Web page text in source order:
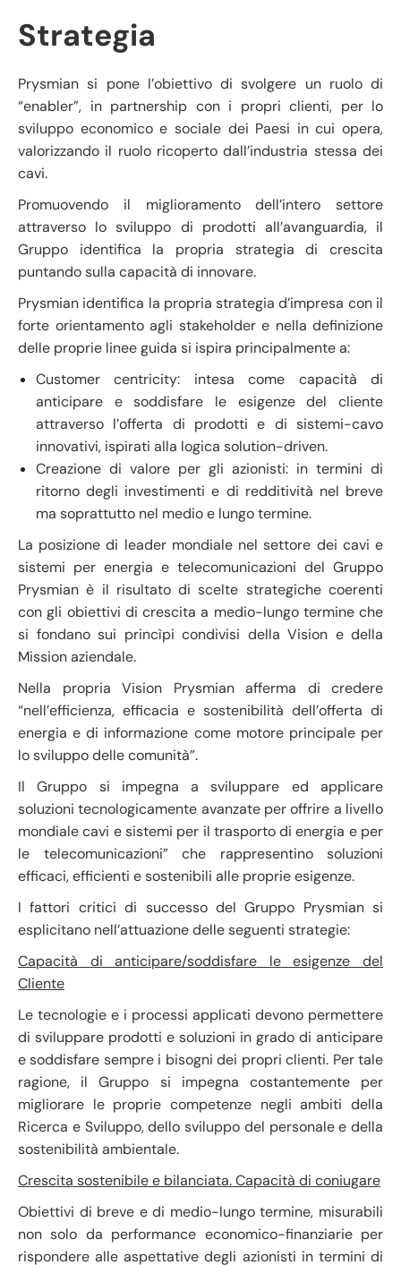
Strategia
Prysmian si pone l’obiettivo di svolgere un ruolo di
“enabler”, in partnership con i propri clienti, per lo
sviluppo economico e sociale dei Paesi in cui opera,
valorizzando il ruolo ricoperto dall’industria stessa dei
cavi.
Promuovendo il miglioramento dell’intero settore
attraverso lo sviluppo di prodotti all’avanguardia, il
Gruppo identifica la propria strategia di crescita
puntando sulla capacità di innovare.
Prysmian identifica la propria strategia d’impresa con il
forte orientamento agli stakeholder e nella definizione
delle proprie linee guida si ispira principalmente a:
Customer centricity: intesa come capacità di
anticipare e soddisfare le esigenze del cliente
attraverso l’offerta di prodotti e di sistemi-cavo
innovativi, ispirati alla logica solution-driven.
Creazione di valore per gli azionisti: in termini di
ritorno degli investimenti e di redditività nel breve
ma soprattutto nel medio e lungo termine.
La posizione di leader mondiale nel settore dei cavi e
sistemi per energia e telecomunicazioni del Gruppo
Prysmian è il risultato di scelte strategiche coerenti
con gli obiettivi di crescita a medio-lungo termine che
si fondano sui princìpi condivisi della Vision e della
Mission aziendale.
Nella propria Vision Prysmian afferma di credere
“nell’efficienza, efficacia e sostenibilità dell’offerta di
energia e di informazione come motore principale per
lo sviluppo delle comunità”.
Il Gruppo si impegna a sviluppare ed applicare
soluzioni tecnologicamente avanzate per offrire a livello
mondiale cavi e sistemi per il trasporto di energia e per
le telecomunicazioni” che rappresentino soluzioni
efficaci, efficienti e sostenibili alle proprie esigenze.
I fattori critici di successo del Gruppo Prysmian si
esplicitano nell’attuazione delle seguenti strategie:
Capacità di anticipare/soddisfare le esigenze del
Cliente
Le tecnologie e i processi applicati devono permettere
di sviluppare prodotti e soluzioni in grado di anticipare
e soddisfare sempre i bisogni dei propri clienti. Per tale
ragione, il Gruppo si impegna costantemente per
migliorare le proprie competenze negli ambiti della
Ricerca e Sviluppo, dello sviluppo del personale e della
sostenibilità ambientale.
Crescita sostenibile e bilanciata. Capacità di coniugare
Obiettivi di breve e di medio-lungo termine, misurabili
non solo da performance economico-finanziarie per
rispondere alle aspettative degli azionisti in termini di